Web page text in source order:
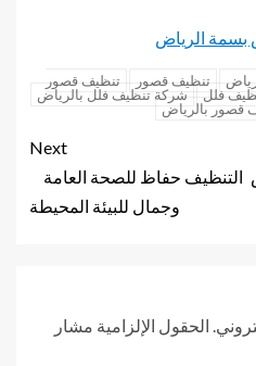
بسمة الرياض
تنظيف قصور
تنظيف قصور
فلل
شركة تنظيف فلل بالرياض
قصور بالرياض
Next
التنظيف حفاظ للصحة العامة
وجمال للبيئة المحيطة
الحقول الإلزامية مشار